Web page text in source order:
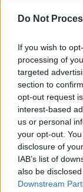
Do Not
If you wish to
processing of
targeted
section to
opt-out request
interest-based
us or personal
your opt-out.
disclosure of
IAB’s list of
also be
Downstream
σε
Τι